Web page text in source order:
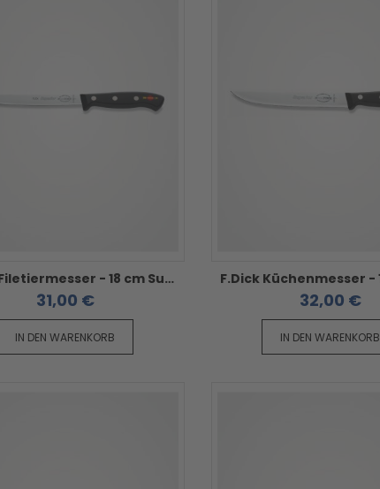
F.Dick Filetiermesser - 18 cm Superior flexibel
31,00 €
IN DEN WARENKORB
32,00 €
IN DEN WARENKORB